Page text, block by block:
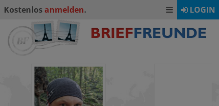
Kostenlos anmelden. LOGIN